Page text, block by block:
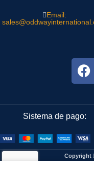
Email:
Sistema de pago:
Copyright